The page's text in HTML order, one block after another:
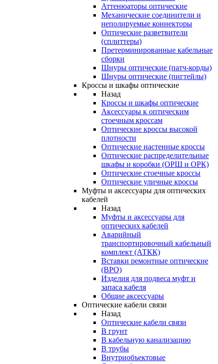
Аттенюаторы оптические
Механические соединители и
неполируемые коннекторы
Оптические разветвители
(сплиттеры)
Претерминированные кабельные
сборки
Шнуры оптические (патч-корды)
Шнуры оптические (пигтейлы)
Кроссы и шкафы оптические
Назад
Кроссы и шкафы оптические
Аксессуары к оптическим
стоечным кроссам
Оптические кроссы высокой
плотности
Оптические настенные кроссы
Оптические распределительные
шкафы и коробки (ОРШ и ОРК)
Оптические стоечные кроссы
Оптические уличные кроссы
Муфты и аксессуары для оптических
кабелей
Назад
Муфты и аксессуары для
оптических кабелей
Аварийный
транспортировочный кабельный
комплект (АТКК)
Вставки ремонтные оптические
(ВРО)
Изделия для подвеса муфт и
запаса кабеля
Общие аксессуары
Оптические кабели связи
Назад
Оптические кабели связи
В грунт
В кабельную канализацию
В трубы
Внутриобъектовые